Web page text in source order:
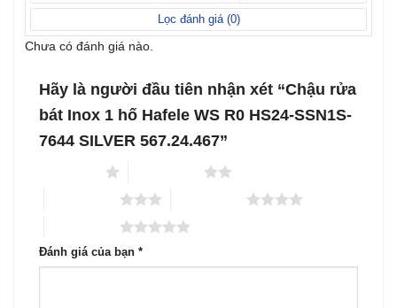
sao
Lọc đánh giá (0)
Chưa có đánh giá nào.
Hãy là người đầu tiên nhận xét “Chậu rửa
bát Inox 1 hố Hafele WS R0 HS24-SSN1S-
7644 SILVER 567.24.467”
Đánh giá của bạn *